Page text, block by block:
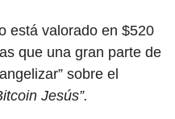
está valorado en $520
que una gran parte de
sobre el
Jesús”.